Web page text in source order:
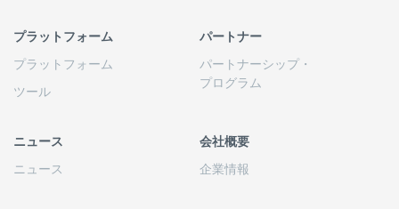
プラットフォーム
プラットフォーム
ツール
パートナー
パートナーシップ・
プログラム
ニュース
ニュース
会社概要
企業情報